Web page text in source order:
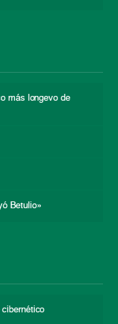
más longevo de
Betulio»
cibernético